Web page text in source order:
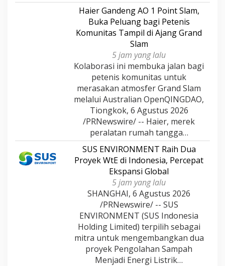
Haier Gandeng AO 1 Point Slam,
Buka Peluang bagi Petenis
Komunitas Tampil di Ajang Grand
Slam
5 jam yang lalu
Kolaborasi ini membuka jalan bagi
petenis komunitas untuk
merasakan atmosfer Grand Slam
melalui Australian OpenQINGDAO,
Tiongkok, 6 Agustus 2026
/PRNewswire/ -- Haier, merek
peralatan rumah tangga…
SUS ENVIRONMENT Raih Dua
Proyek WtE di Indonesia, Percepat
Ekspansi Global
5 jam yang lalu
SHANGHAI, 6 Agustus 2026
/PRNewswire/ -- SUS
ENVIRONMENT (SUS Indonesia
Holding Limited) terpilih sebagai
mitra untuk mengembangkan dua
proyek Pengolahan Sampah
Menjadi Energi Listrik…